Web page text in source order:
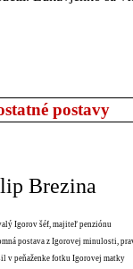
postavy
Brezina
Igorov šéf, majiteľ penziónu
postava z Igorovej minulosti,
v peňaženke fotku Igorovej matky